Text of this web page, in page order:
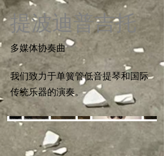
提波迪普吉托
多媒体协奏曲
我们致力于单簧管低音提琴和国际
传统乐器的演奏。